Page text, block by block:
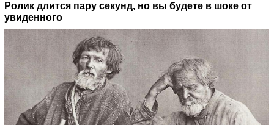
Ролик длится пару секунд, но вы будете в шоке от
увиденного